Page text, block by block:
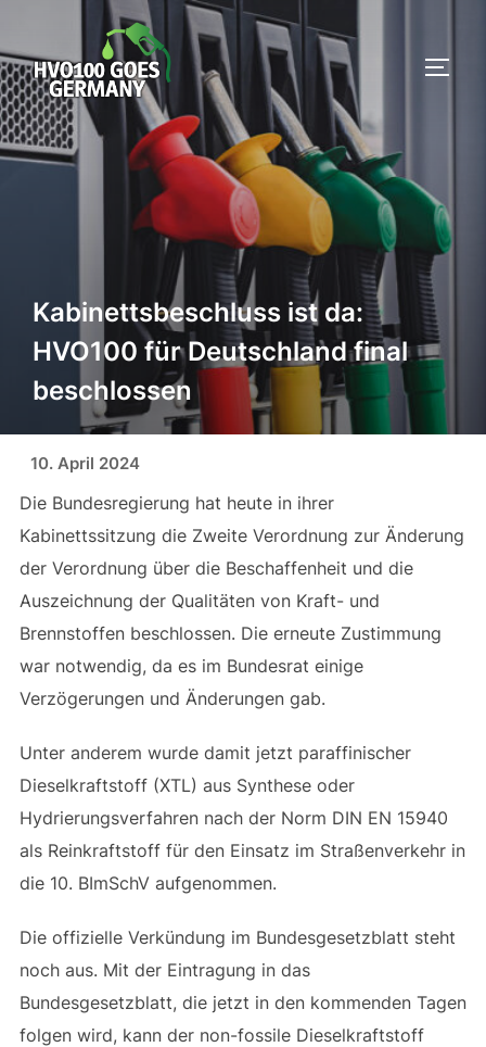
springen
Kabinettsbeschluss ist da:
HVO100 für Deutschland final
beschlossen
10. April 2024
Die Bundesregierung hat heute in ihrer
Kabinettssitzung die Zweite Verordnung zur Änderung
der Verordnung über die Beschaffenheit und die
Auszeichnung der Qualitäten von Kraft- und
Brennstoffen beschlossen. Die erneute Zustimmung
war notwendig, da es im Bundesrat einige
Verzögerungen und Änderungen gab.
Unter anderem wurde damit jetzt paraffinischer
Dieselkraftstoff (XTL) aus Synthese oder
Hydrierungsverfahren nach der Norm DIN EN 15940
als Reinkraftstoff für den Einsatz im Straßenverkehr in
die 10. BImSchV aufgenommen.
Die offizielle Verkündung im Bundesgesetzblatt steht
noch aus. Mit der Eintragung in das
Bundesgesetzblatt, die jetzt in den kommenden Tagen
folgen wird, kann der non-fossile Dieselkraftstoff